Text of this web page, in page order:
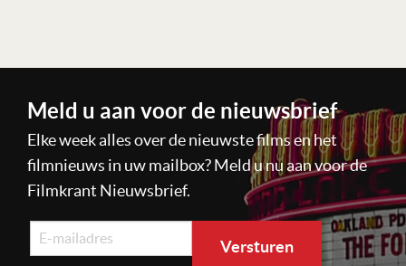
Meld u aan voor de nieuwsbrief
Elke week alles over de nieuwste films en het
filmnieuws in uw mailbox? Meld u nu aan voor de
Filmkrant Nieuwsbrief.